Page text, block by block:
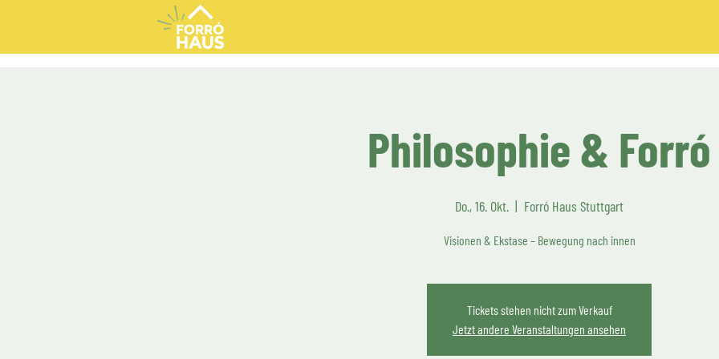
Philosophie & Forró
Do., 16. Okt.
  |
Forró Haus Stuttgart
Visionen & Ekstase – Bewegung nach innen
Tickets stehen nicht zum Verkauf
Jetzt andere Veranstaltungen ansehen